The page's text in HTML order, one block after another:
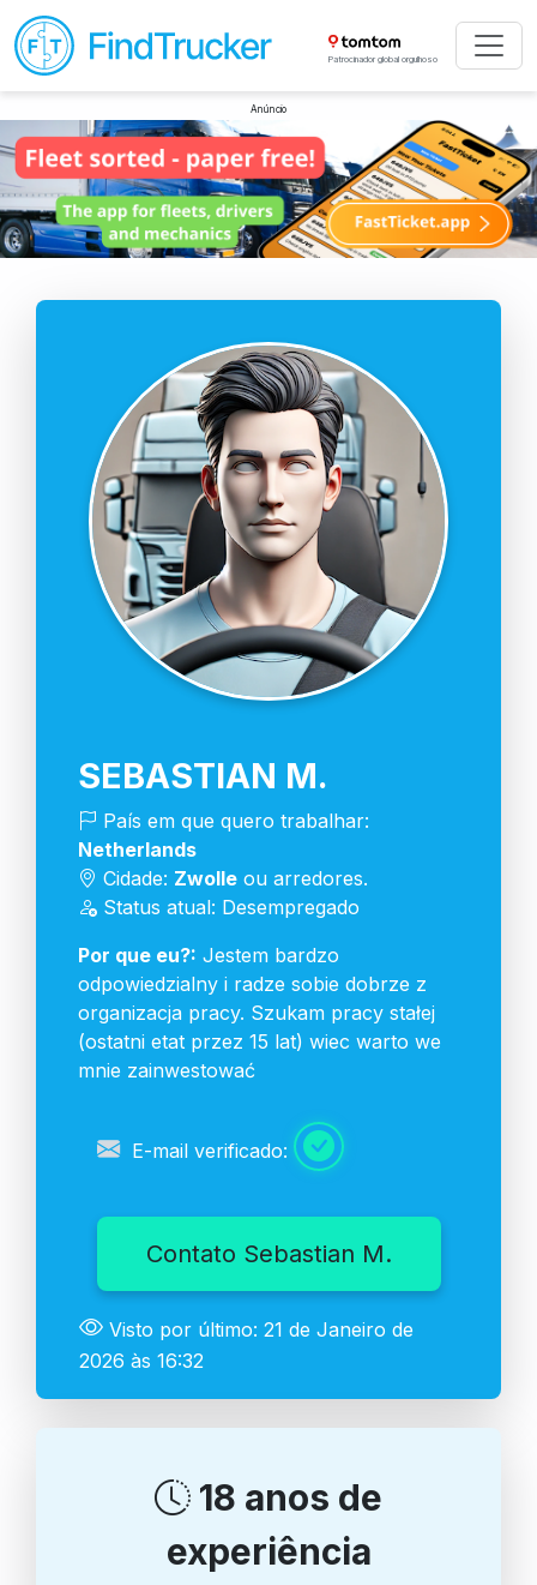
Patrocinador global orgulhoso
Anúncio
SEBASTIAN M.
País em que quero trabalhar:
Netherlands
Cidade: Zwolle ou arredores.
Status atual: Desempregado
Por que eu?: Jestem bardzo
odpowiedzialny i radze sobie dobrze z
organizacja pracy. Szukam pracy stałej
(ostatni etat przez 15 lat) wiec warto we
mnie zainwestować
E-mail verificado:
Contato Sebastian M.
Visto por último: 21 de Janeiro de
2026 às 16:32
18 anos de
experiência